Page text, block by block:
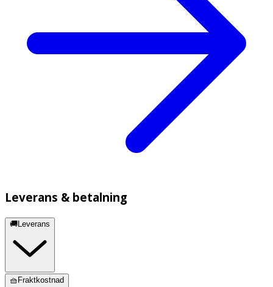
Leverans & betalning
🚚Leverans
🧺Fraktkostnad